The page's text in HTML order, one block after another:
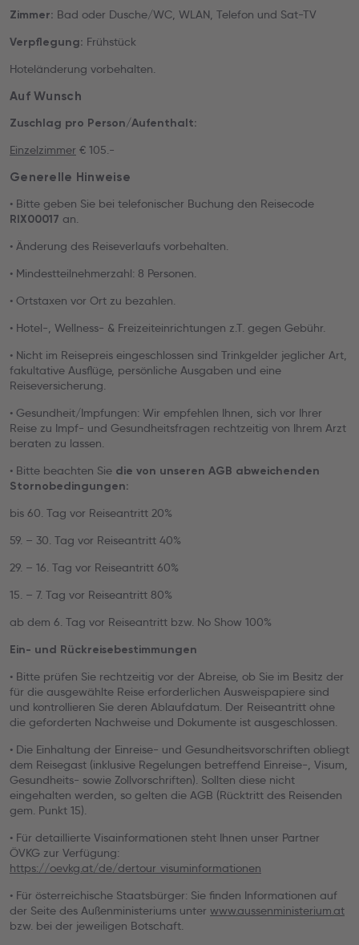
Zimmer: Bad oder Dusche/WC, WLAN, Telefon und Sat-TV
Verpflegung: Frühstück
Hoteländerung vorbehalten.
Auf Wunsch
Zuschlag pro Person/Aufenthalt:
Einzelzimmer € 105.-
Generelle Hinweise
• Bitte geben Sie bei telefonischer Buchung den Reisecode
RIX00017 an.
• Änderung des Reiseverlaufs vorbehalten.
• Mindestteilnehmerzahl: 8 Personen.
• Ortstaxen vor Ort zu bezahlen.
• Hotel-, Wellness- & Freizeiteinrichtungen z.T. gegen Gebühr.
• Nicht im Reisepreis eingeschlossen sind Trinkgelder jeglicher Art,
fakultative Ausflüge, persönliche Ausgaben und eine
Reiseversicherung.
• Gesundheit/Impfungen: Wir empfehlen Ihnen, sich vor Ihrer
Reise zu Impf- und Gesundheitsfragen rechtzeitig von Ihrem Arzt
beraten zu lassen.
• Bitte beachten Sie die von unseren AGB abweichenden
Stornobedingungen:
bis 60. Tag vor Reiseantritt 20%
59. – 30. Tag vor Reiseantritt 40%
29. – 16. Tag vor Reiseantritt 60%
15. – 7. Tag vor Reiseantritt 80%
ab dem 6. Tag vor Reiseantritt bzw. No Show 100%
Ein- und Rückreisebestimmungen
• Bitte prüfen Sie rechtzeitig vor der Abreise, ob Sie im Besitz der
für die ausgewählte Reise erforderlichen Ausweispapiere sind
und kontrollieren Sie deren Ablaufdatum. Der Reiseantritt ohne
die geforderten Nachweise und Dokumente ist ausgeschlossen.
• Die Einhaltung der Einreise- und Gesundheitsvorschriften obliegt
dem Reisegast (inklusive Regelungen betreffend Einreise-, Visum,
Gesundheits- sowie Zollvorschriften). Sollten diese nicht
eingehalten werden, so gelten die AGB (Rücktritt des Reisenden
gem. Punkt 15).
• Für detaillierte Visainformationen steht Ihnen unser Partner
ÖVKG zur Verfügung:
https://oevkg.at/de/dertour_visuminformationen
• Für österreichische Staatsbürger: Sie finden Informationen auf
der Seite des Außenministeriums unter www.aussenministerium.at
bzw. bei der jeweiligen Botschaft.